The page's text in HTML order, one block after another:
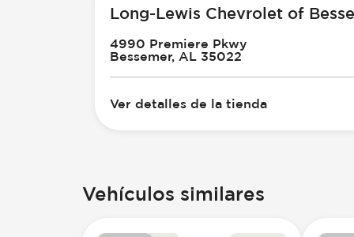
Long-Lewis Chevrolet of
4990 Premiere Pkwy
Bessemer, AL 35022
Ver detalles de la tienda
Vehículos similares